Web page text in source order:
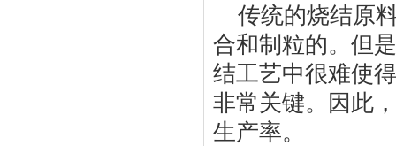
传统的烧结原
合和制粒的。但
结工艺中很难使
非常关键。因此
生产率。